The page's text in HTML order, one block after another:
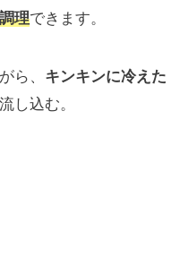
理できます。
ら、 キンキンに冷えた
し込む。